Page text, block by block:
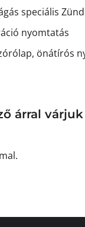
speciális
nyomtatás
önátírós
árral